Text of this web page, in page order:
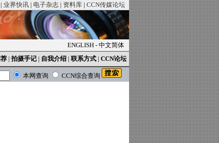
业界快讯 | 电子杂志 | 资料库 | CCN传媒论坛
ENGLISH - 中文简体
| 拍摄手记 | 自我介绍 | 联系方式 | CCN论坛
本网查询 CCN综合查询